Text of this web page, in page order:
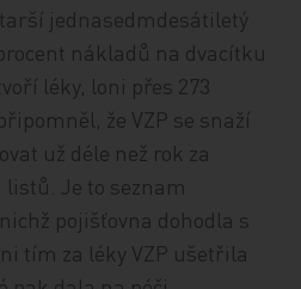
jednasedmdesátiletý
nákladů na dvacítku
léky, loni přes 273
že VZP se snaží
už déle než rok za
listů. Je to seznam
pojišťovna dohodla s
tím za léky VZP ušetřila